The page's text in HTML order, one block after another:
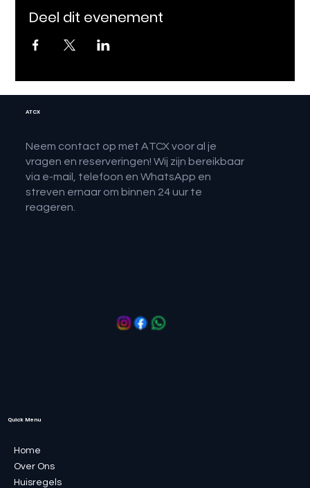
Deel dit evenement
ATCX
Neem contact op met ATCX voor al je
vragen en reserveringen! Wij zijn bereikbaar
via e-mail, telefoon en WhatsApp en
streven ernaar om binnen 24 uur te
reageren.
Quick Menu
Home
Over Ons
Huisregels